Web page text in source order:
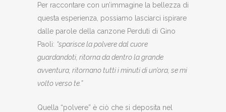
Per raccontare con un’immagine la bellezza di
questa esperienza, possiamo lasciarci ispirare
dalle parole della canzone Perduti di Gino
Paoli: “sparisce la polvere dal cuore
guardandoti, ritorna da dentro la grande
avventura, ritornano tutti i minuti di un’ora, se mi
volto verso te.”
Quella “polvere” è ciò che si deposita nel